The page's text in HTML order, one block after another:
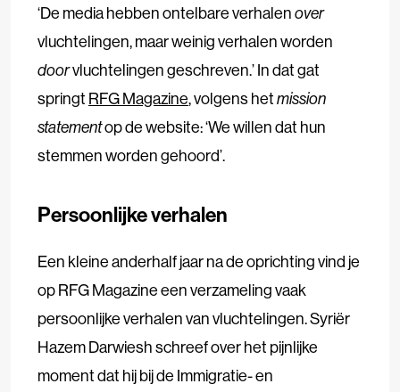
‘De media hebben ontelbare verhalenover
vluchtelingen, maar weinig verhalen worden
doorvluchtelingen geschreven.’ In dat gat
springt RFG Magazine, volgens hetmission
statementop de website: ‘We willen dat hun
stemmen worden gehoord’.
Persoonlijke verhalen
Een kleine anderhalf jaar na de oprichting vind je
op RFG Magazine een verzameling vaak
persoonlijke verhalen van vluchtelingen. Syriër
Hazem Darwiesh schreef over het pijnlijke
moment dat hij bij de Immigratie- en